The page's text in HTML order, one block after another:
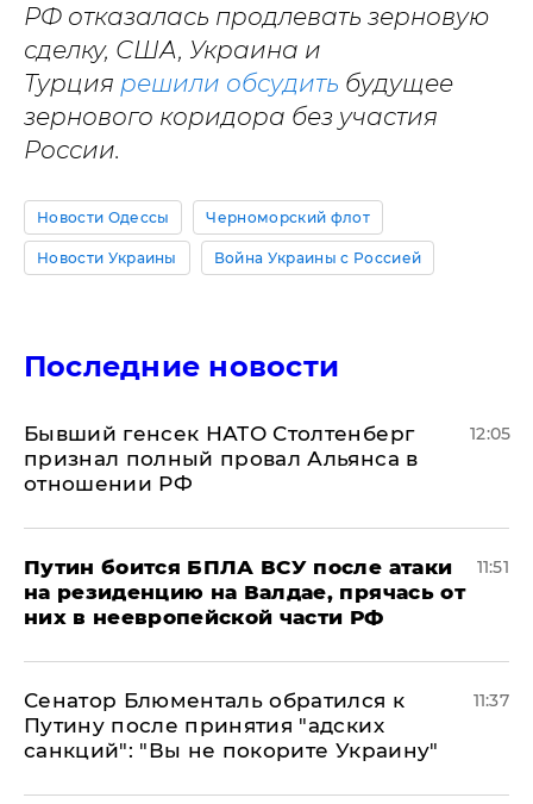
РФ отказалась продлевать зерновую
сделку, США, Украина и
Турция решили обсудить будущее
зернового коридора без участия
России.
Новости Одессы Черноморский флот
Новости Украины Война Украины с Россией
Последние новости
Бывший генсек НАТО Столтенберг
признал полный провал Альянса в
отношении РФ
12:05
Путин боится БПЛА ВСУ после атаки
на резиденцию на Валдае, прячась от
них в неевропейской части РФ
11:51
Сенатор Блюменталь обратился к
Путину после принятия "адских
санкций": "Вы не покорите Украину"
11:37